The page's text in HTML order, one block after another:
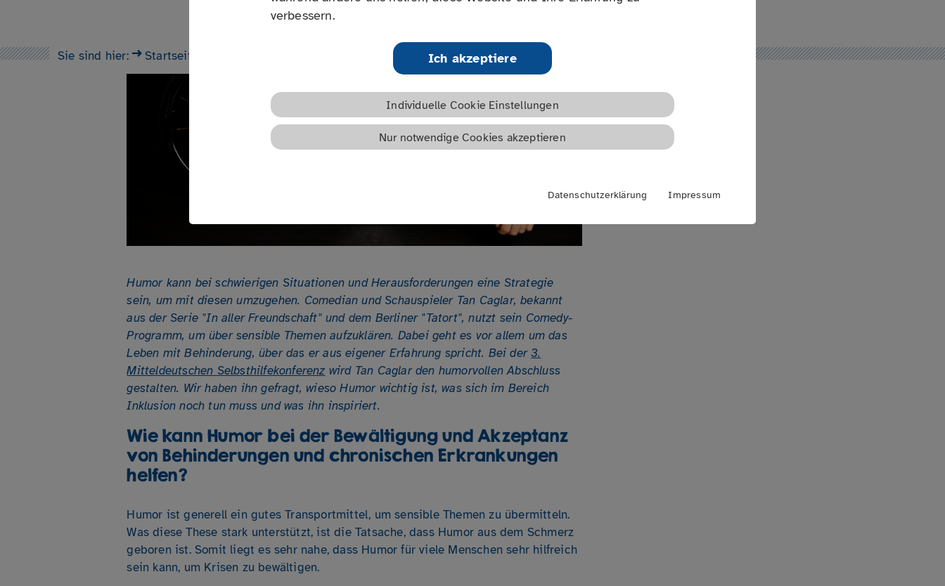
verbessern.
Ich akzeptiere
Individuelle Cookie Einstellungen
Nur notwendige Cookies akzeptieren
Datenschutzerklärung Impressum
Sie sind hier: Startseite
Humor kann bei schwierigen Situationen und Herausforderungen eine Strategie
sein, um mit diesen umzugehen. Comedian und Schauspieler Tan Caglar, bekannt
aus der Serie "In aller Freundschaft" und dem Berliner "Tatort", nutzt sein Comedy-
Programm, um über sensible Themen aufzuklären. Dabei geht es vor allem um das
Leben mit Behinderung, über das er aus eigener Erfahrung spricht. Bei der3.
Mitteldeutschen Selbsthilfekonferenz wird Tan Caglar den humorvollen Abschluss
gestalten. Wir haben ihn gefragt, wieso Humor wichtig ist, was sich im Bereich
Inklusion noch tun muss und was ihn inspiriert.
Wie kann Humor bei der Bewältigung und Akzeptanz
von Behinderungen und chronischen Erkrankungen
helfen?
Humor ist generell ein gutes Transportmittel, um sensible Themen zu übermitteln.
Was diese These stark unterstützt, ist die Tatsache, dass Humor aus dem Schmerz
geboren ist. Somit liegt es sehr nahe, dass Humor für viele Menschen sehr hilfreich
sein kann, um Krisen zu bewältigen.